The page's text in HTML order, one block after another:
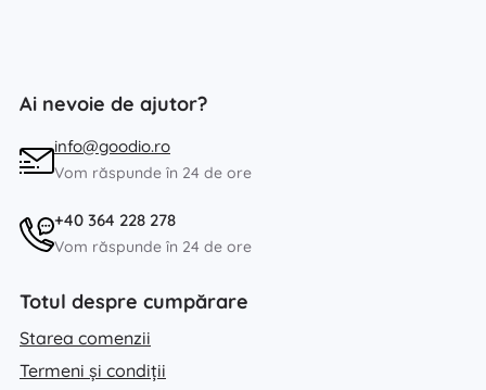
Ai nevoie de ajutor?
info@goodio.ro
Vom răspunde în 24 de ore
+40 364 228 278
Vom răspunde în 24 de ore
Totul despre cumpărare
Starea comenzii
Termeni și condiții